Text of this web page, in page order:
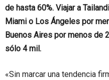
de hasta 60%. Viajar a
Miami o Los Ángeles por
Buenos Aires por menos de
sólo 4 mil.
«Sin marcar una tendencia